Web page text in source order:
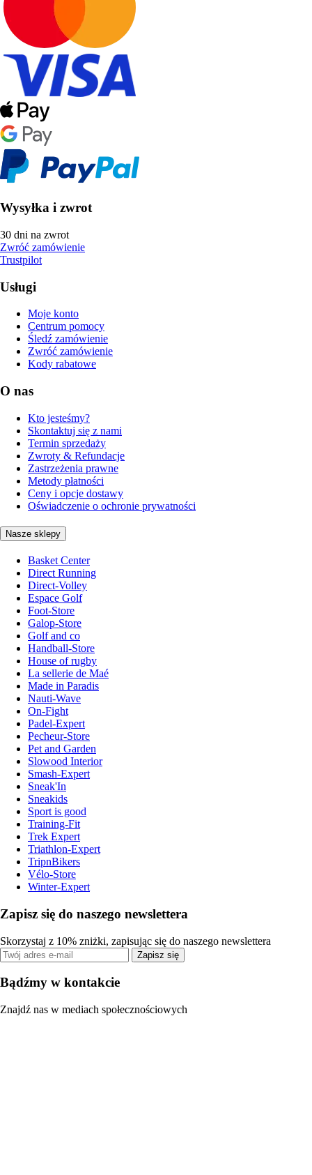
Wysyłka i zwrot
30 dni na zwrot
Zwróć zamówienie
Trustpilot
Usługi
Moje konto
Centrum pomocy
Śledź zamówienie
Zwróć zamówienie
Kody rabatowe
O nas
Kto jesteśmy?
Skontaktuj się z nami
Termin sprzedaży
Zwroty & Refundacje
Zastrzeżenia prawne
Metody płatności
Ceny i opcje dostawy
Oświadczenie o ochronie prywatności
Nasze sklepy
Basket Center
Direct Running
Direct-Volley
Espace Golf
Foot-Store
Galop-Store
Golf and co
Handball-Store
House of rugby
La sellerie de Maé
Made in Paradis
Nauti-Wave
On-Fight
Padel-Expert
Pecheur-Store
Pet and Garden
Slowood Interior
Smash-Expert
Sneak'In
Sneakids
Sport is good
Training-Fit
Trek Expert
Triathlon-Expert
TripnBikers
Vélo-Store
Winter-Expert
Zapisz się do naszego newslettera
Skorzystaj z 10% zniżki, zapisując się do naszego newslettera
Zapisz się
Bądźmy w kontakcie
Znajdź nas w mediach społecznościowych